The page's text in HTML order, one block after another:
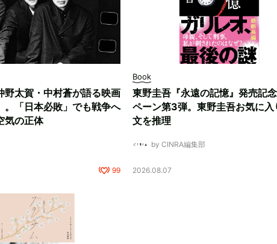
野太賀・中村蒼が語る映画
。「日本必敗」でも戦争へ
気の正体
99
Book
東野圭吾『永遠の記憶』発売記
ペーン第3弾。東野圭吾お気に入
文を推理
by CINRA編集部
2026.08.07